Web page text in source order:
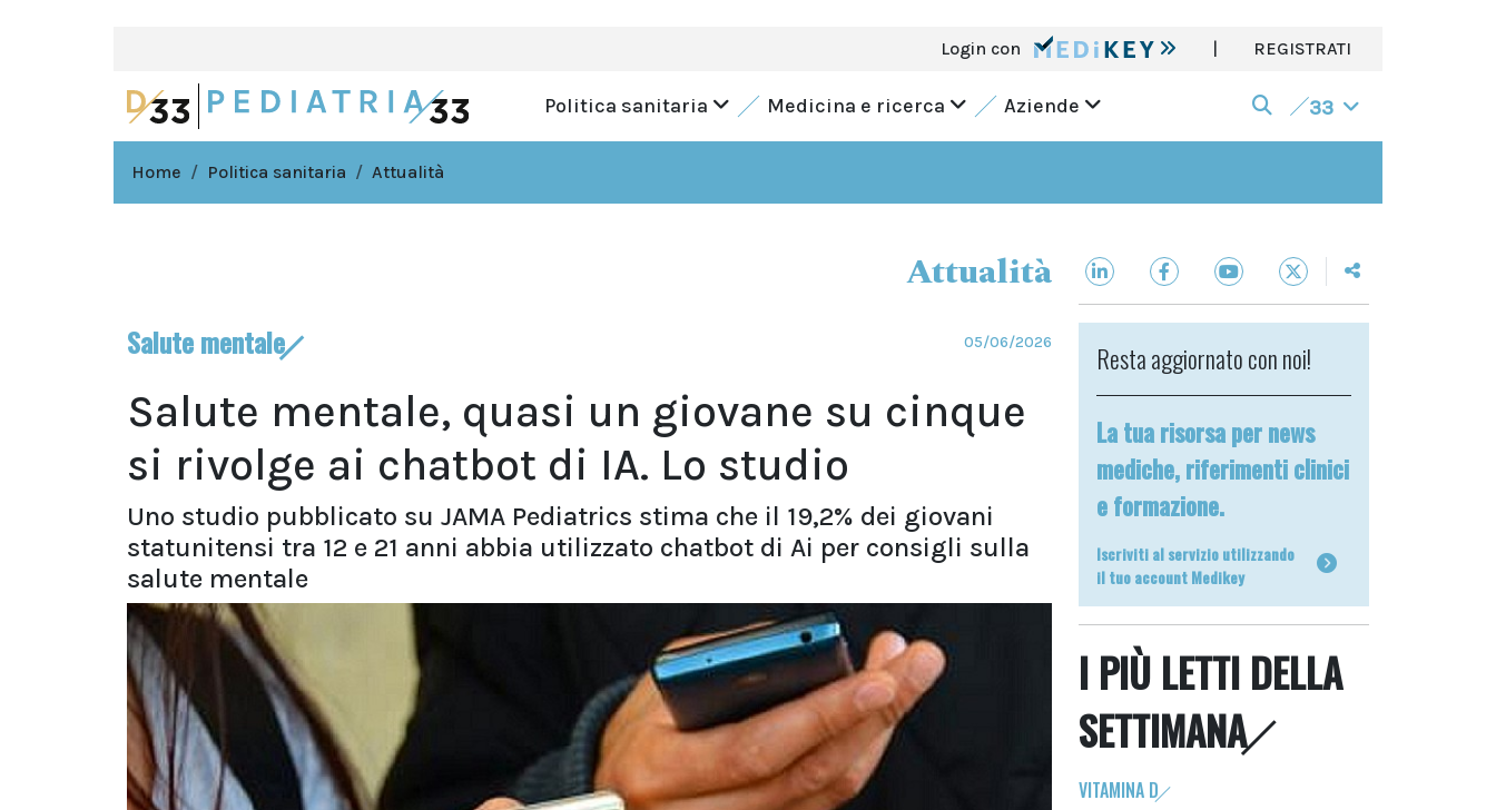
Login con | REGISTRATI
Politica sanitaria Medicina e ricerca Aziende 33
Home Politica sanitaria Attualità
Attualità
Salute mentale 05/06/2026
Salute mentale, quasi un giovane su cinque
si rivolge ai chatbot di IA. Lo studio
Uno studio pubblicato su JAMA Pediatrics stima che il 19,2% dei giovani
statunitensi tra 12 e 21 anni abbia utilizzato chatbot di Ai per consigli sulla
salute mentale
Resta aggiornato con noi!
La tua risorsa per news
mediche, riferimenti clinici
e formazione.
Iscriviti al servizio utilizzando
il tuo account Medikey
I PIÙ LETTI DELLA
SETTIMANA
VITAMINA D